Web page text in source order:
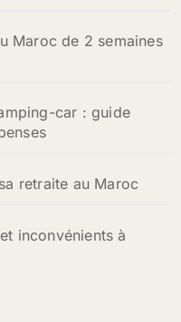
Maroc de 2 semaines
car : guide
retraite au Maroc
inconvénients à